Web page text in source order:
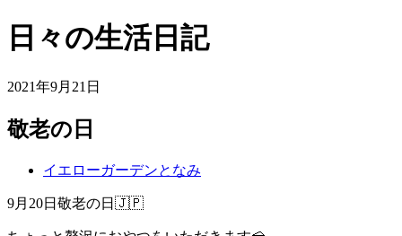
日々の生活日記
2021年9月21日
敬老の日
イエローガーデンとなみ
9月20日敬老の日🇯🇵